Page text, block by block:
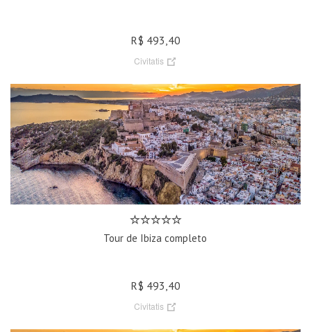
R$ 493,40
Civitatis
Tour de Ibiza completo
R$ 493,40
Civitatis